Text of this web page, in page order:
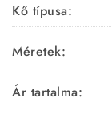
Kő típusa:
Méretek:
Ár tartalma: